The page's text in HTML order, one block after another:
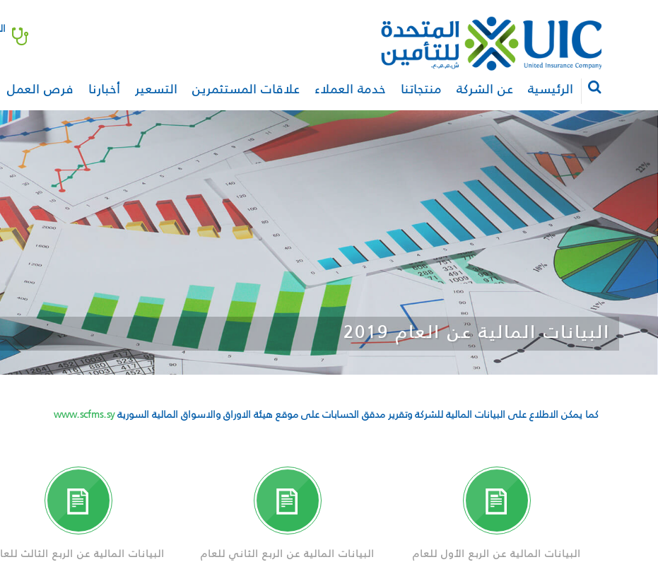
الرئيسية عن الشركة منتجاتنا خدمة العملاء علاقات المستثمرين التسعير أخبارنا فرص العمل
البيانات المالية عن العام 2019
كما يمكن الاطلاع على البيانات المالية للشركة وتقرير مدقق الحسابات على موقع هيئة الاوراق والاسواق المالية السوريةwww.scfms.sy
البيانات المالية عن الربع الأول للعام
البيانات المالية عن الربع الثاني للعام
البيانات المالية عن الربع الثالث